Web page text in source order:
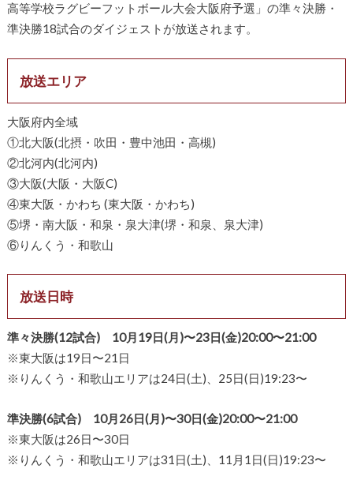
高等学校ラグビーフットボール大会大阪府予選」の準々決勝・
準決勝18試合のダイジェストが放送されます。
放送エリア
大阪府内全域
①北大阪(北摂・吹田・豊中池田・高槻)
②北河内(北河内)
③大阪(大阪・大阪C)
④東大阪・かわち (東大阪・かわち)
⑤堺・南大阪・和泉・泉大津(堺・和泉、泉大津)
⑥りんくう・和歌山
放送日時
準々決勝(12試合) 10月19日(月)〜23日(金)20:00〜21:00
※東大阪は19日〜21日
※りんくう・和歌山エリアは24日(土)、25日(日)19:23〜
準決勝(6試合) 10月26日(月)〜30日(金)20:00〜21:00
※東大阪は26日〜30日
※りんくう・和歌山エリアは31日(土)、11月1日(日)19:23〜